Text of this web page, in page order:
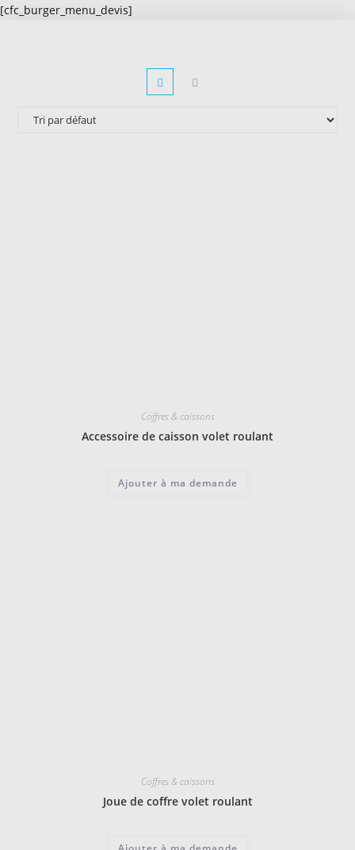
[cfc_burger_menu_devis]
Coffres & caissons
Accessoire de caisson volet roulant
Ajouter à ma demande
Coffres & caissons
Joue de coffre volet roulant